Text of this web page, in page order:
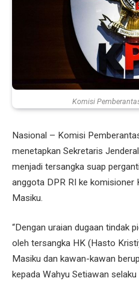
Komisi
Nasional – Komisi
menetapkan Sekretaris
menjadi tersangka suap
anggota DPR RI ke komisioner
Masiku.
“Dengan uraian dugaan tindak
oleh tersangka HK (Hasto
Masiku dan kawan-kawan
kepada Wahyu Setiawan